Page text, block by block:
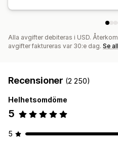
Alla avgifter debiteras i USD.
avgifter faktureras var 30:e dag. Se
Recensioner (2 250)
Helhetsomdöme
5
5